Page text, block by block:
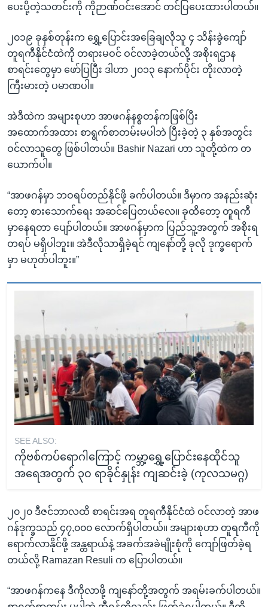
ပေးပို့တဲ့သတင်းကို ကိုဉာဏ်ဝင်းအောင် တင်ပြပေးထားပါတယ်။
၂၀၁၉ ခုနှစ်တုန်းက ရွှေ့ပြောင်းအခြေချလိုသူ ၄ သိန်းခွဲကျော်
တူရကီနိုင်ငံထဲကို တရားမဝင် ဝင်လာခဲ့တယ်လို့ အစိုးရဌာန
စာရင်းတွေမှာ ဖော်ပြပြီး ဒါဟာ ၂၀၁၃ နောက်ပိုင်း တိုးလာတဲ့
ကြီးမားတဲ့ ပမာဏပါ။
အဲဒီထဲက အများစုဟာ အာဖဂန်နစ္စတန်ကဖြစ်ပြီး
အထောက်အထား စာရွက်စာတမ်းမပါဘဲ ပြီးခဲ့တဲ့ ၃ နှစ်အတွင်း
ဝင်လာသူတွေ ဖြစ်ပါတယ်။ Bashir Nazari ဟာ သူတို့ထဲက တ
ယောက်ပါ။
“အာဖဂန်မှာ ဘဝရပ်တည်နိုင်ဖို့ ခက်ပါတယ်။ ဒီမှာက အနည်းဆုံး
တော့ စားသောက်ရေး အဆင်ပြေတယ်လေ။ ခုထိတော့ တူရကီ
မှာနေရတာ ပျော်ပါတယ်။ အာဖဂန်မှာက ပြည်သူ့အတွက် အစိုးရ
တရပ် မရှိပါဘူး။ အဲဒီလိုသာရှိခဲ့ရင် ကျနော်တို့ ခုလို ဒုက္ခရောက်
မှာ မဟုတ်ပါဘူး။”
SEE ALSO:
ကိုဗစ်ကပ်ရောဂါကြောင့် ကမ္ဘာ့ရွှေ့ပြောင်းနေထိုင်သူ
အရေအတွက် ၃၀ ရာခိုင်နှုန်း ကျဆင်းခဲ့ (ကုလသမဂ္ဂ)
၂၀၂၀ ဒီဇင်ဘာလထိ စာရင်းအရ တူရကီနိုင်ငံထဲ ဝင်လာတဲ့ အာဖ
ဂန်ဒုက္ခသည် ၄၇,၀၀၀ လောက်ရှိပါတယ်။ အများစုဟာ တူရကီကို
ရောက်လာနိုင်ဖို့ အန္တရာယ်နဲ့ အခက်အခဲမျိုးစုံကို ကျော်ဖြတ်ခဲ့ရ
တယ်လို့ Ramazan Resuli က ပြောပါတယ်။
“အာဖဂန်ကနေ ဒီကိုလာဖို့ ကျနော်တို့အတွက် အရမ်းခက်ပါတယ်။